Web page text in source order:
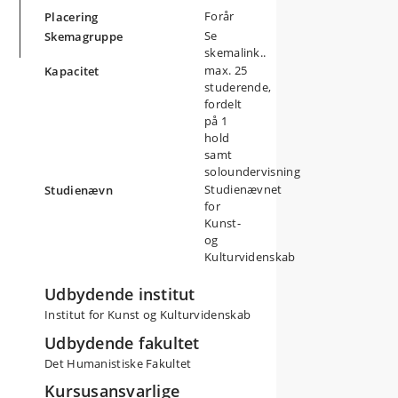
Placering
Forår
Skemagruppe
Se
skemalink..
Kapacitet
max. 25
studerende,
fordelt
på 1
hold
samt
soloundervisning
Studienævn
Studienævnet
for
Kunst-
og
Kulturvidenskab
Udbydende institut
Institut for Kunst og Kulturvidenskab
Udbydende fakultet
Det Humanistiske Fakultet
Kursusansvarlige